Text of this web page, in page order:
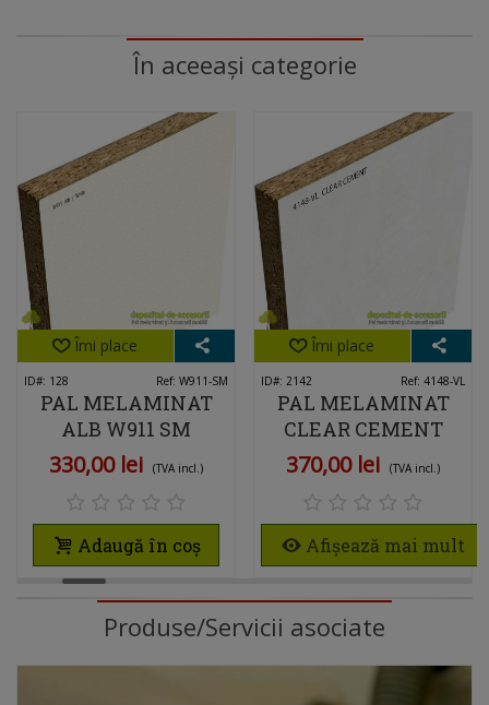
În aceeași categorie
Îmi place
ID#: 128 Ref: W911-SM
PAL MELAMINAT
ALB W911 SM
330,00 lei (TVA incl.)
Adaugă în coș
Îmi place
ID#: 2142 Ref: 4148-VL
PAL MELAMINAT
CLEAR CEMENT
4148-VL KRONO
SWISS
370,00 lei (TVA incl.)
Afișează mai mult
Produse/Servicii asociate